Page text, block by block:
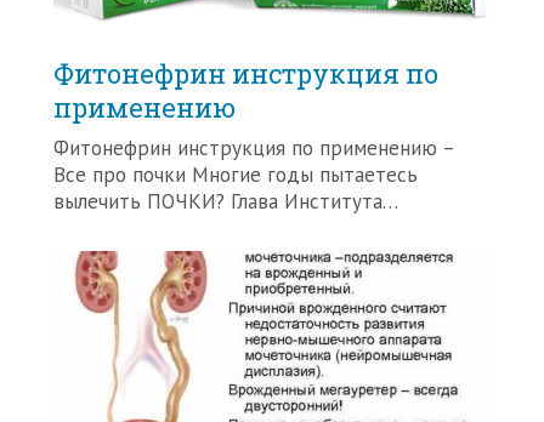
Фитонефрин инструкция по
применению
Фитонефрин инструкция по применению –
Все про почки Многие годы пытаетесь
вылечить ПОЧКИ? Глава Института…